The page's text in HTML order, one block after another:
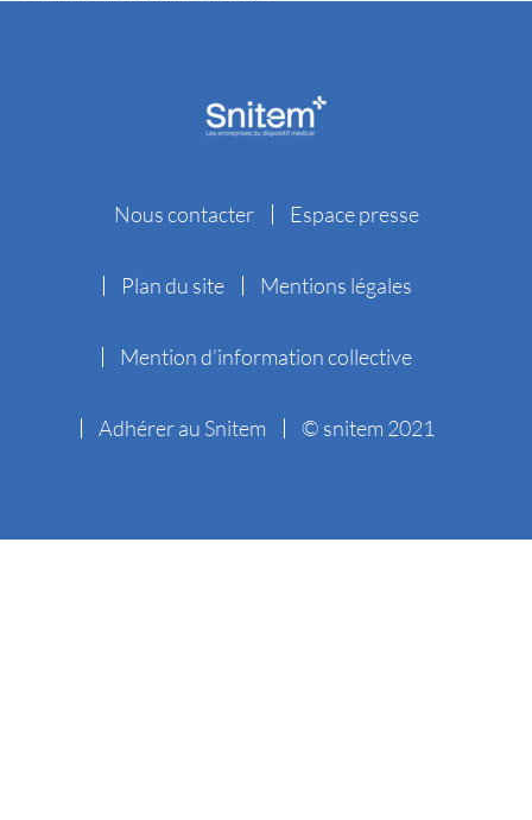
Nous contacter Espace presse
Plan du site Mentions légales
Mention d’information collective
Adhérer au Snitem © snitem 2021